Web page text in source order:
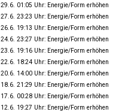
29.6. 01:05 Uhr: Energie/Form erhöhen
27.6. 23:23 Uhr: Energie/Form erhöhen
26.6. 19:13 Uhr: Energie/Form erhöhen
24.6. 23:27 Uhr: Energie/Form erhöhen
23.6. 19:16 Uhr: Energie/Form erhöhen
22.6. 18:24 Uhr: Energie/Form erhöhen
20.6. 14:00 Uhr: Energie/Form erhöhen
18.6. 21:29 Uhr: Energie/Form erhöhen
17.6. 00:28 Uhr: Energie/Form erhöhen
12.6. 19:27 Uhr: Energie/Form erhöhen